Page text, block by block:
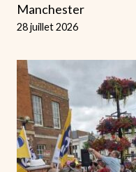
Manchester
28 juillet 2026